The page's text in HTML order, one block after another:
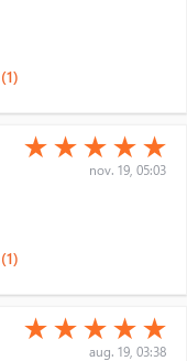
(*)
★ (*)
★ (*)
★ (*)
★ (*)
★
nov. 19, 05:03
(*)
★ (*)
★ (*)
★ (*)
★ (*)
★
aug. 19, 03:38